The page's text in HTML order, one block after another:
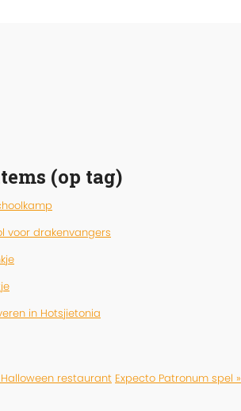
(op tag)
voor drakenvangers
in Hotsjietonia
Halloween restaurant Expecto Patronum spel »